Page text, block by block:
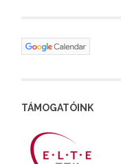
TÁMOGATÓINK